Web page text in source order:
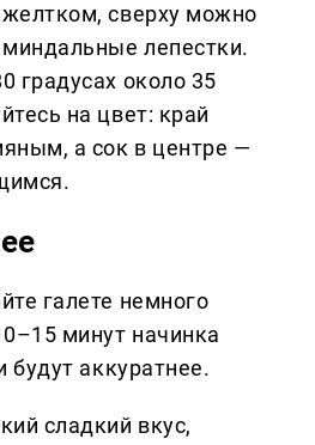
сверху можно
лепестки.
градусах около 35
на цвет: край
а сок в центре —
галете немного
минут начинка
будут аккуратнее.
сладкий вкус,